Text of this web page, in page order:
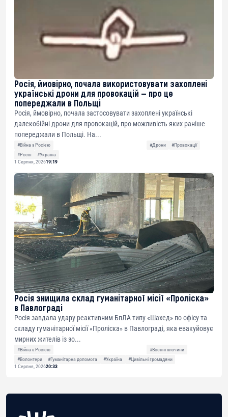
Росія, ймовірно, почала використовувати захоплені
українські дрони для провокацій — про це
попереджали в Польщі
Росія, ймовірно, почала застосовувати захоплені українські
далекобійні дрони для провокацій, про можливість яких раніше
попереджали в Польщі. На...
#Війна з Росією #Дрони
#Провокації
#Росія
#Україна
1 Серпня, 202619:19
Росія знищила склад гуманітарної місії «Проліска»
в Павлограді
Росія завдала удару реактивним БпЛА типу «Шахед» по офісу та
складу гуманітарної місії «Проліска» в Павлограді, яка евакуйовує
мирних жителів із зо...
#Війна з Росією
#Воєнні злочини
#Волонтери
#Гуманітарна допомога #Україна
#Цивільні громадяни
1 Серпня, 202620:33